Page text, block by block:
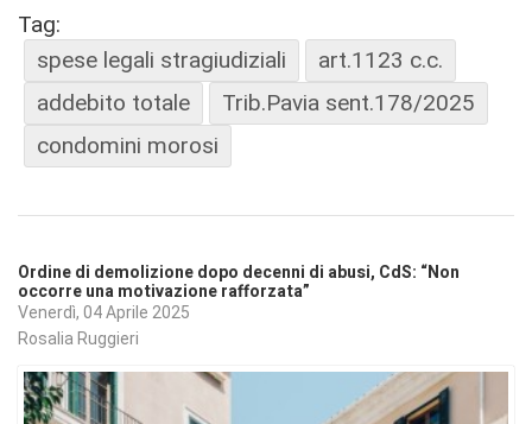
Tag:
spese legali stragiudiziali
art.1123 c.c.
addebito totale
Trib.Pavia sent.178/2025
condomini morosi
Ordine di demolizione dopo decenni di abusi, CdS: “Non
occorre una motivazione rafforzata”
Venerdì, 04 Aprile 2025
Rosalia Ruggieri